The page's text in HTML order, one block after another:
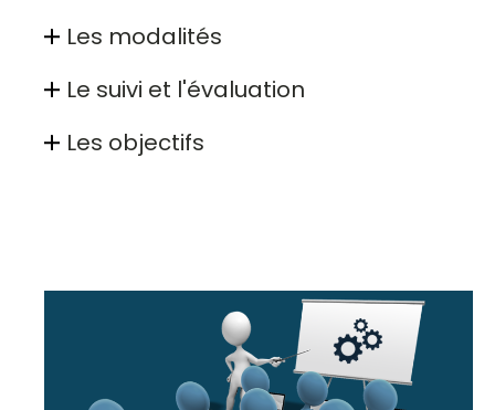
Les modalités
Le suivi et l'évaluation
Les objectifs